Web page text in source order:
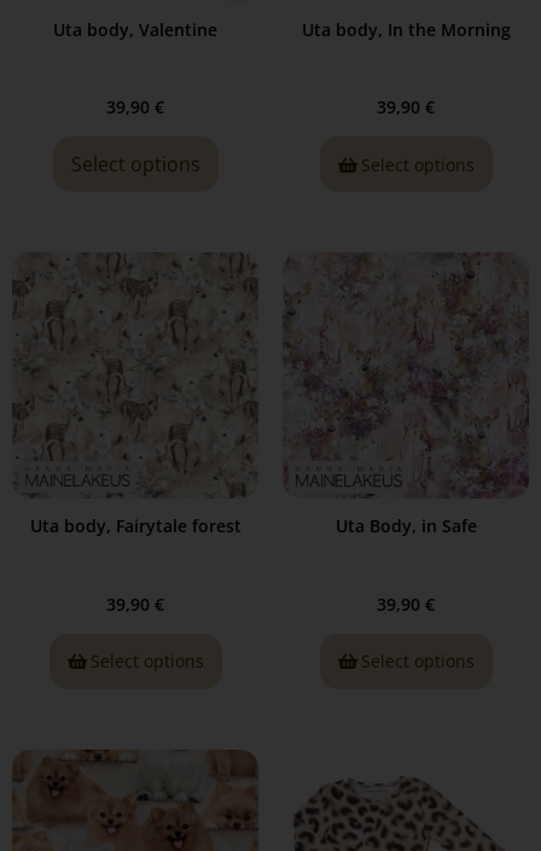
Uta body, Valentine
39,90 €
Select options
Uta body, In the Morning
39,90 €
Select options
Uta body, Fairytale forest
39,90 €
Select options
Uta Body, in Safe
39,90 €
Select options